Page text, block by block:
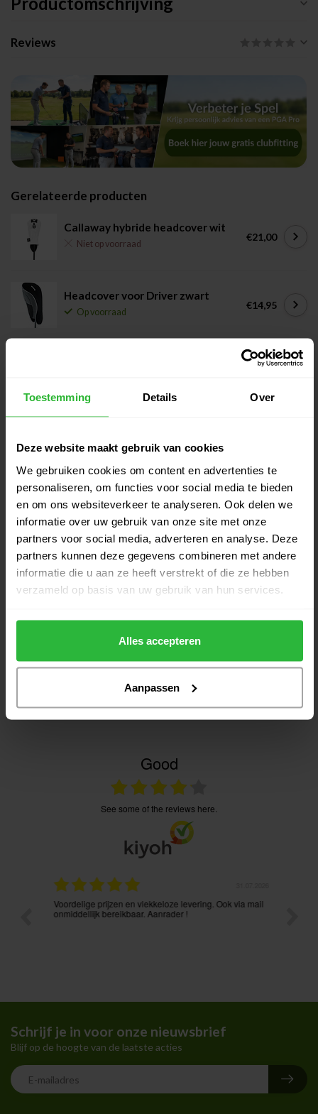
Toestemming Details Over
Deze website maakt gebruik van cookies
We gebruiken cookies om content en advertenties te
personaliseren, om functies voor social media te bieden
en om ons websiteverkeer te analyseren. Ook delen we
informatie over uw gebruik van onze site met onze
partners voor social media, adverteren en analyse. Deze
partners kunnen deze gegevens combineren met andere
informatie die u aan ze heeft verstrekt of die ze hebben
verzameld op basis van uw gebruik van hun services.
Alles accepteren
Aanpassen
Reviews
Gerelateerde producten
Callaway hybride headcover wit
Niet op voorraad
€21,00
Headcover voor Driver zwart
Op voorraad
€14,95
Op voorraad
Headcover voor Hybride zwart
Op voorraad
€14,95
Of heeft u hulp nodig bij het bestellen? Neem gerust contact
klantenservice@golfshopsonline.com
Good
see some of the reviews here.
Voordelige prijzen en vlekkeloze levering. Ook via mail
onmiddellijk bereikbaar. Aanrader !
Schrijf je in voor onze nieuwsbrief
Blijf op de hoogte van de laatste acties